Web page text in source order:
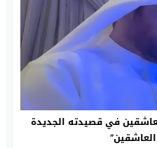
في قصيدته الجديدة